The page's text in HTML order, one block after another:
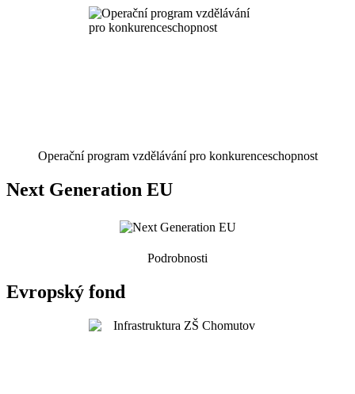
Operační program vzdělávání pro konkurenceschopnost
Next Generation EU
Podrobnosti
Evropský fond